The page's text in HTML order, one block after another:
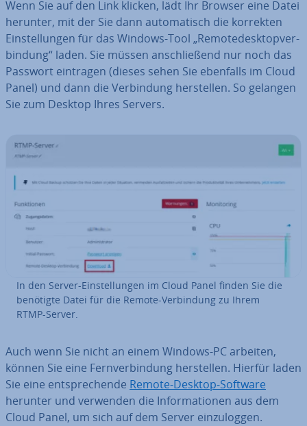
Wenn Sie auf den Link klicken, lädt Ihr Browser eine Datei
herunter, mit der Sie dann au­to­ma­tisch die korrekten
Ein­stel­lun­gen für das Windows-Tool „Re­mo­te­de­sk­top­ver­
bin­dung“ laden. Sie müssen an­schlie­ßend nur noch das
Passwort eintragen (dieses sehen Sie ebenfalls im Cloud
Panel) und dann die Ver­bin­dung her­stel­len. So gelangen
Sie zum Desktop Ihres Servers.
In den Server-Ein­stel­lun­gen im Cloud Panel finden Sie die
benötigte Datei für die Remote-Ver­bin­dung zu Ihrem
RTMP-Server.
Auch wenn Sie nicht an einem Windows-PC arbeiten,
können Sie eine Fern­ver­bin­dung her­stel­len. Hierfür laden
Sie eine ent­spre­chen­de Remote-Desktop-Software
herunter und verwenden die In­for­ma­tio­nen aus dem
Cloud Panel, um sich auf dem Server ein­zu­log­gen.